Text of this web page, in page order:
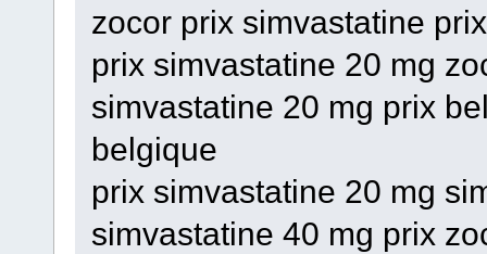
zocor prix simvastatine prix
prix simvastatine 20 mg
simvastatine 20 mg prix
belgique
prix simvastatine 20 mg
simvastatine 40 mg prix